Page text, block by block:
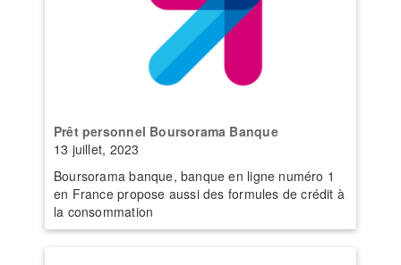
Prêt personnel Boursorama Banque
13 juillet, 2023
Boursorama banque, banque en ligne numéro 1
en France propose aussi des formules de crédit à
la consommation